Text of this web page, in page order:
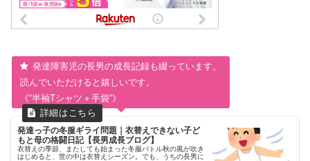
発達障害児の長男の成長記録も綴っています。
読んでいただけると嬉しいです。
《“半袖Tシャツ＋手袋”》
発達っ子の冬服ギライ問題｜衣替えできない子ど
もと母の格闘日記【長男成長ブログ】
衣替えの季節、またしても始まった冬服バトル秋の風が吹き
はじめると、世の中は衣替えシーズン。でも、うちの長男に